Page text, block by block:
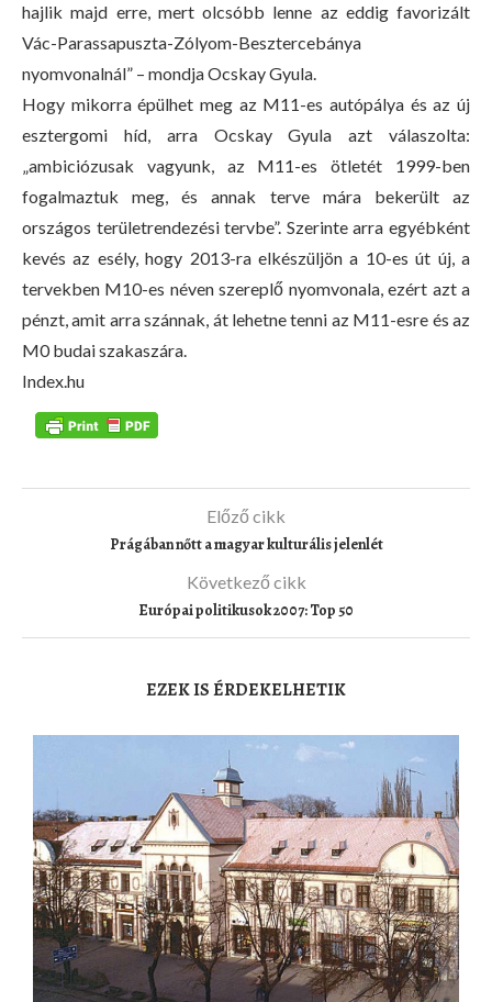
hajlik majd erre, mert olcsóbb lenne az eddig favorizált
Vác-Parassapuszta-Zólyom-Besztercebánya
nyomvonalnál” – mondja Ocskay Gyula.
Hogy mikorra épülhet meg az M11-es autópálya és az új
esztergomi híd, arra Ocskay Gyula azt válaszolta:
„ambiciózusak vagyunk, az M11-es ötletét 1999-ben
fogalmaztuk meg, és annak terve mára bekerült az
országos területrendezési tervbe”. Szerinte arra egyébként
kevés az esély, hogy 2013-ra elkészüljön a 10-es út új, a
tervekben M10-es néven szereplő nyomvonala, ezért azt a
pénzt, amit arra szánnak, át lehetne tenni az M11-esre és az
M0 budai szakaszára.
Index.hu
Előző cikk
Prágában nőtt a magyar kulturális jelenlét
Következő cikk
Európai politikusok 2007: Top 50
EZEK IS ÉRDEKELHETIK